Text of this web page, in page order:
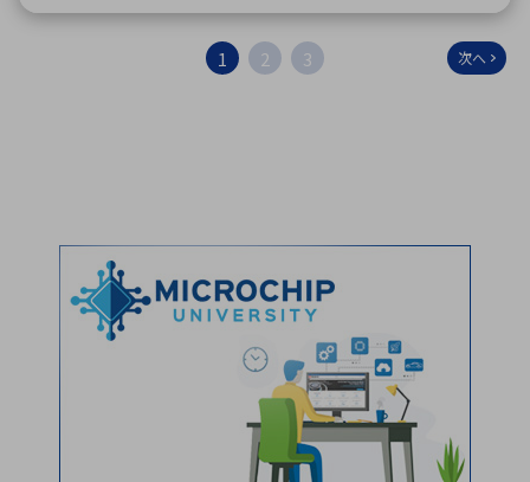
1 2 3 次へ